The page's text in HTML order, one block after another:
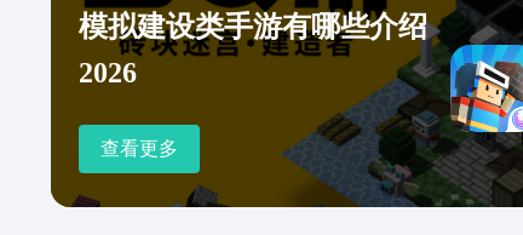
家提供了更多机会来获取稀有的装备和资源，让游
戏的乐趣。对于想要赶紧体验《伏龙》游戏的玩家
然后点击下载，这样就能收到最新消息和其他玩家
模拟建设类手游有哪些介绍
2026
查看更多